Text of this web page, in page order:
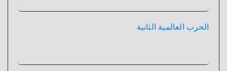
الحرب العالمية الثانية